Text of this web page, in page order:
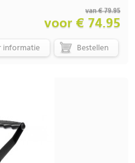
van € 79.95
voor € 74.95
informatie